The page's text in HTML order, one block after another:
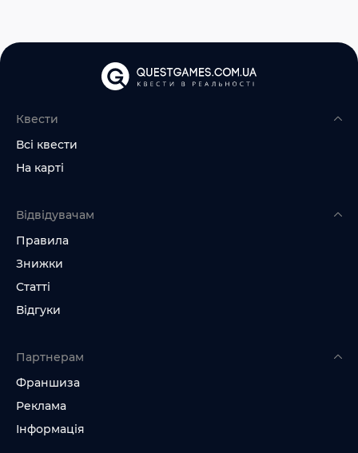
Квести
Всі квести
На карті
Відвідувачам
Правила
Знижки
Статті
Відгуки
Партнерам
Франшиза
Реклама
Інформація